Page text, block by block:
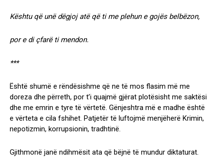
Kështu që unë dëgjoj atë që ti me plehun e gojës belbëzon,
por e di çfarë ti mendon.
***
Është shumë e rëndësishme që ne të mos flasim më me
doreza dhe përreth, por t’i quajmë gjërat plotësisht me saktësi
dhe me emrin e tyre të vërtetë. Gënjeshtra më e madhe është
e vërteta e cila fshihet. Patjetër të luftojmë menjëherë Krimin,
nepotizmin, korrupsionin, tradhtinë.
Gjithmonë janë ndihmësit ata që bëjnë të mundur diktaturat.